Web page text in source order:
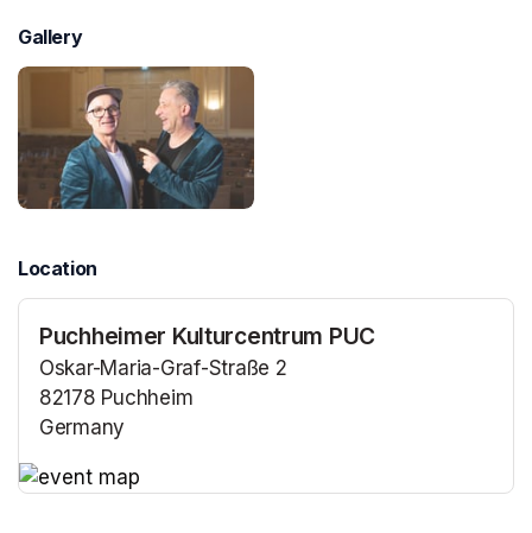
Gallery
Location
Puchheimer Kulturcentrum PUC
Oskar-Maria-Graf-Straße 2
82178 Puchheim
Germany